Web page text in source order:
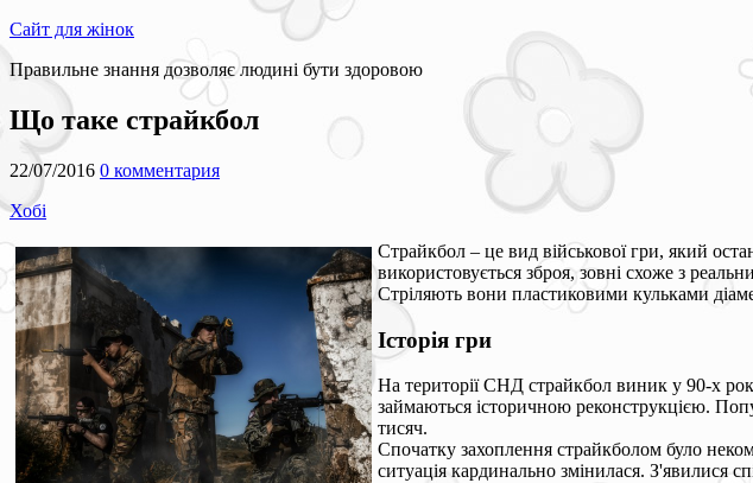
Сайт для жінок
Правильне знання дозволяє людині бути здоровою
Що таке страйкбол
22/07/2016 0 комментария
Хобі
Страйкбол – це вид військової гри, який
використовується зброя, зовні схоже з
Стріляють вони пластиковими кульками
Історія гри
На території СНД страйкбол виник у 90-х
займаються історичною реконструкцією.
тисяч.
Спочатку захоплення страйкболом було
ситуація кардинально змінилася. З'явилися